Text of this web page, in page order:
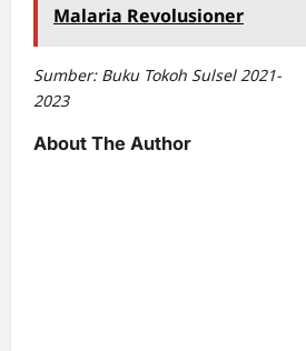
Malaria Revolusioner
Sumber: Buku Tokoh Sulsel 2021-
2023
About The Author